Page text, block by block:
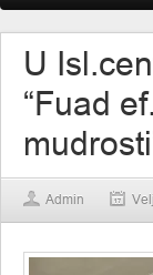
U
“Fuad
Admin